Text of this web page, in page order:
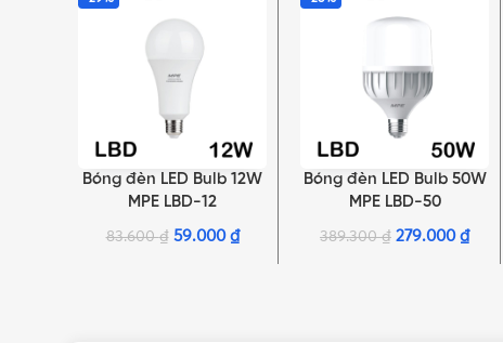
LỰA CHỌN TÙY CHỌN
Bóng đèn LED Bulb 12W
MPE LBD-12
83.600₫ 59.000 ₫
LỰA CHỌN TÙY CHỌN
Bóng đèn LED Bulb 50W
MPE LBD-50
389.300₫ 279.000 ₫